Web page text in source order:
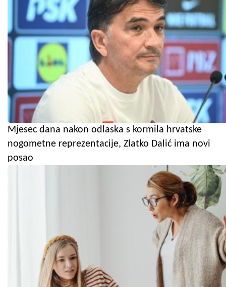
Mjesec dana nakon odlaska s kormila hrvatske
nogometne reprezentacije, Zlatko Dalić ima novi
posao